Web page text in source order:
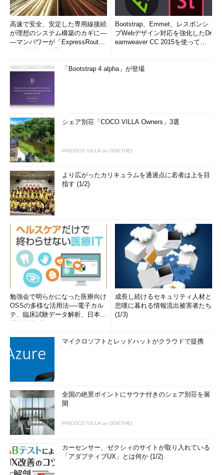
（「--test」は一般ユーザーで実行可能）。この場合、「gi
t」パッケージが入っていないのでインストールできないこ
とが分かる
なお、「yum」コマンドの場合は、依存しているパッケージが
が使えるならば「 yum install パッケージ名
）、yumのパッケージリストにないなどで、パッケージファイ
ルからインストールしたい場合は「
ァイル名
パッケージが提供する機能を調べる
「-R（--require）」オプションの逆に、“このパッケージはど
んな機能を提供するのか”を調べる場合は「
ョンを使用します。
インストール前のパッケージファイルであれば「
provides パッケージファイル名
」、インストール済みのパッケ
ージであれば「rpm -q --provides パッケージ名
」のように実行
します。
コマンド実行例
rpm -qp --provides パッケージファイル名
（指定したパッケージファイルが提供する機能を調べる）（
画面4 --provides
ファイルでインストールされる機能を確認できる
筆者紹介
高速で安全、安定した専用線接続
が理想のシステム構築のカギに―
―マンパワーが「ExpressRout
Bootstrap、Emmet、レスポンシ
ブWebデザイン対応を強化したDr
eamweaver CC 2015を使って
「Bootstrap 4 alpha」が登場
シェア別荘「COCO VILLA Owners」3選
PR(COCO VILLA on GOETHE)
より広がったカリキュラムを通過点に若者は上を目
指す (1/2)
勉強会で明らかになった医療向け
OSSの多様な活用法──電子カル
テ、臨床試験データ解析、日本語
成長し続けるセキュリティ人材と
悲嘆に暮れる情報流出被害者たち
(1/3)
マイクロソフトとレッドハットがクラウドで提携
全国の絶景ポイントにサウナ付きのシェア別荘を展
開
PR(COCO VILLA on GOETHE)
カーセンサー、ゼクシィのサイトが取り入れている
「アダプティブUX」とは何か (1/2)